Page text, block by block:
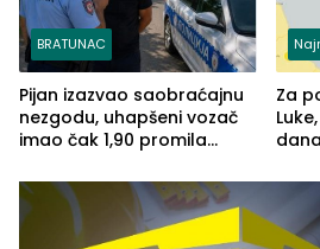
BRATUNAC
Pijan izazvao saobraćajnu
nezgodu, uhapšeni vozač
imao čak 1,90 promila
Za